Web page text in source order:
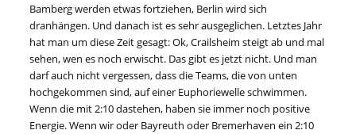
Bamberg werden etwas fortziehen, Berlin wird sich
dranhängen. Und danach ist es sehr ausgeglichen. Letztes Jahr
hat man um diese Zeit gesagt: Ok, Crailsheim steigt ab und mal
sehen, wen es noch erwischt. Das gibt es jetzt nicht. Und man
darf auch nicht vergessen, dass die Teams, die von unten
hochgekommen sind, auf einer Euphoriewelle schwimmen.
Wenn die mit 2:10 dastehen, haben sie immer noch positive
Energie. Wenn wir oder Bayreuth oder Bremerhaven ein 2:10